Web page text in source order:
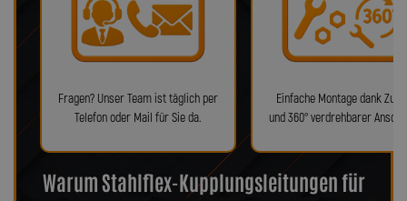
Fragen? Unser Team ist täglich per
Telefon oder Mail für Sie da.
Einfache Montage dank
und 360° verdrehbarer
Warum Stahlflex-Kupplungsleitungen für